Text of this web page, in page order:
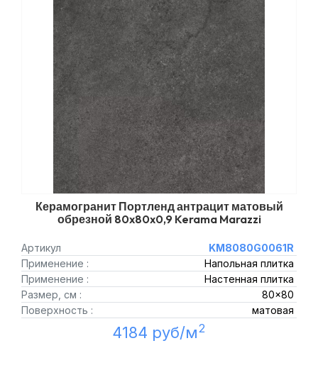
Керамогранит Портленд антрацит матовый
обрезной 80x80x0,9 Kerama Marazzi
Артикул
KM8080G0061R
Применение :
Напольная плитка
Применение :
Настенная плитка
Размер, см :
80x80
Поверхность :
матовая
4184 руб/м2